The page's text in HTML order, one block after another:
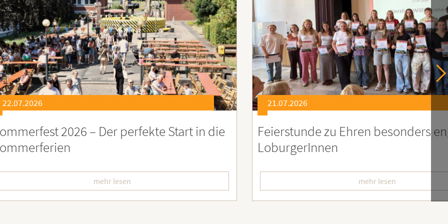
21.07.2026
zu Ehren besonders engagierter
mehr lesen
21.07.2026
Soziales Engagement für
Ruanda – Wir sind dabei!
mehr lesen